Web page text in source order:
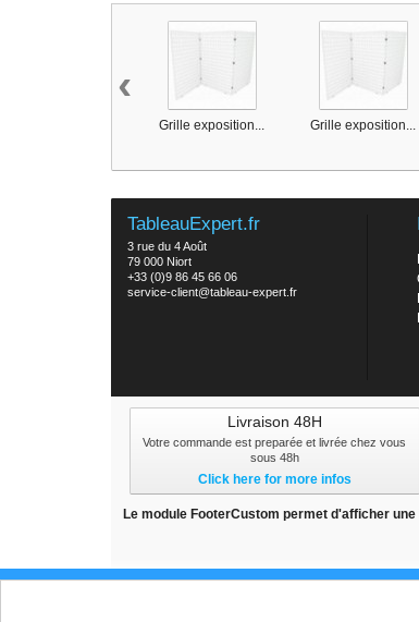
Grille exposition... Grille exposition...
‹
TableauExpert.fr
3 rue du 4 Août
79 000 Niort
+33 (0)9 86 45 66 06
service-client@tableau-expert.fr
Livraison 48H
Votre commande est preparée et livrée chez vous
sous 48h
Click here for more infos
Le module FooterCustom permet d'afficher